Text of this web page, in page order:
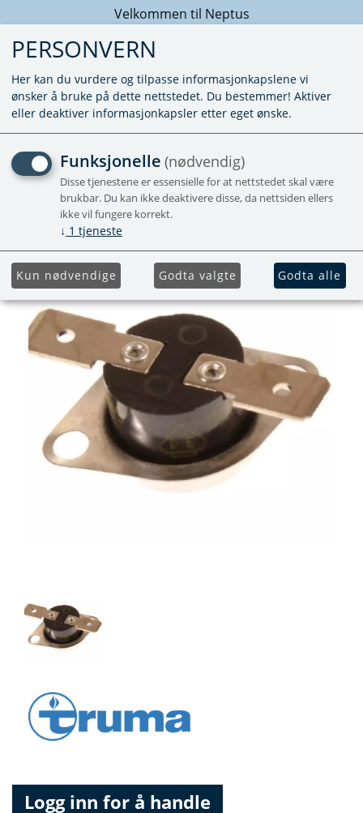
Velkommen til Neptus
OVEROPPH. TERMOSTAT
UH FOR S55T
Logg inn for å handle
PERSONVERN
Her kan du vurdere og tilpasse informasjonkapslene vi
ønsker å bruke på dette nettstedet. Du bestemmer! Aktiver
eller deaktiver informasjonkapsler etter eget ønske.
Funksjonelle (nødvendig)
Disse tjenestene er essensielle for at nettstedet skal være
brukbar. Du kan ikke deaktivere disse, da nettsiden ellers
ikke vil fungere korrekt.
↓ 1 tjeneste
Kun nødvendige Godta valgte Godta alle